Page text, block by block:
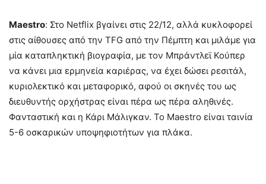
Maestro: Στο Netflix βγαίνει στις 22/12, αλλά κυκλοφορεί
στις αίθουσες από την TFG από την Πέμπτη και μιλάμε για
μία καταπληκτική βιογραφία, με τον Μπράντλεϊ Κούπερ
να κάνει μια ερμηνεία καριέρας, να έχει δώσει ρεσιτάλ,
κυριολεκτικό και μεταφορικό, αφού οι σκηνές του ως
διευθυντής ορχήστρας είναι πέρα ως πέρα αληθινές.
Φανταστική και η Κάρι Μάλιγκαν. Το Maestro είναι ταινία
5-6 οσκαρικών υποψηφιοτήτων για πλάκα.